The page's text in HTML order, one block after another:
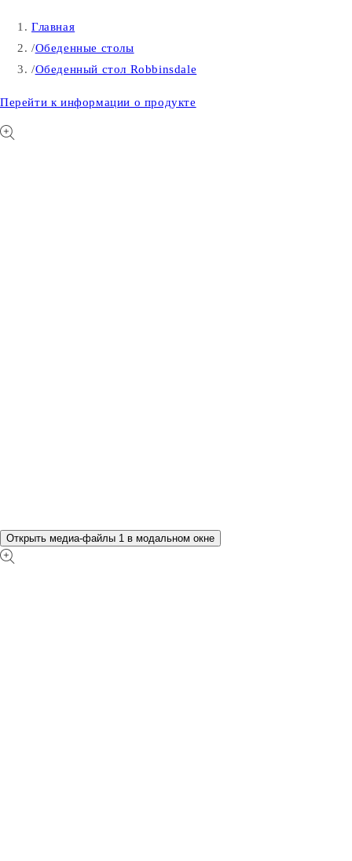
Главная
/Обеденные столы
/Обеденный стол Robbinsdale
Перейти к информации о продукте
Открыть медиа-файлы 1 в модальном окне